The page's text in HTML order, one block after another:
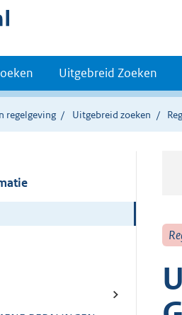
Uitgebreid Zoeken
regelgeving Uitgebreid zoeken